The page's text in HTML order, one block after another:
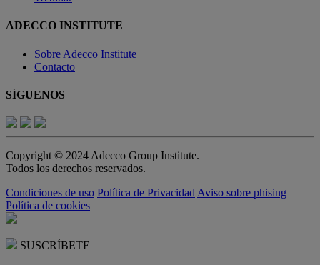
ADECCO INSTITUTE
Sobre Adecco Institute
Contacto
SÍGUENOS
Copyright © 2024 Adecco Group Institute.
Todos los derechos reservados.
Condiciones de uso Política de Privacidad Aviso sobre phising
Política de cookies
SUSCRÍBETE